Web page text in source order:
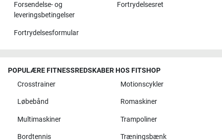
Forsendelse- og
leveringsbetingelser
Fortrydelsesret
Fortrydelsesformular
POPULÆRE FITNESSREDSKABER HOS FITSHOP
Crosstrainer
Motionscykler
Løbebånd Romaskiner
Multimaskiner Trampoliner
Bordtennis Træningsbænk